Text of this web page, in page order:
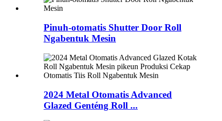
Pinuh-otomatis Shutter Door Roll
Ngabentuk Mesin
2024 Metal Otomatis Advanced
Glazed Genténg Roll ...